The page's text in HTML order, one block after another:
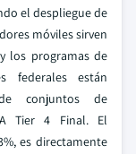
el despliegue de
móviles sirven
los programas de
federales están
conjuntos de
Tier 4 Final. El
es directamente